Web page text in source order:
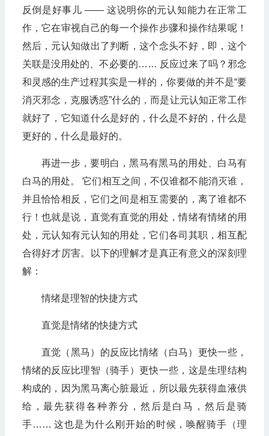
反倒是好事儿 —— 这说明你的元认知能力在正常工
作，它在审视自己的每一个操作步骤和操作结果呢！
然后，元认知做出了判断，这个念头不好，即，这个
关联是没用处的、不必要的…… 反应过来了吗？邪念
和灵感的生产过程其实是一样的，你要做的并不是“要
消灭邪念，克服诱惑”什么的，而是让元认知正常工作
就好了，它知道什么是好的，什么是不好的，什么是
更好的，什么是最好的。
再进一步，要明白，黑马有黑马的用处、白马有
白马的用处。 它们相互之间，不仅谁都不能消灭谁，
并且恰恰相反，它们之间是相互需要的，离了谁都不
行！也就是说，直觉有直觉的用处，情绪有情绪的用
处，元认知有元认知的用处，它们各司其职，相互配
合得好才厉害。以下的理解才是真正有意义的深刻理
解：
情绪是理智的快捷方式
直觉是情绪的快捷方式
直觉（黑马）的反应比情绪（白马）更快一些，
情绪的反应比理智（骑手）更快一些，这是生理结构
构成的，因为黑马离心脏最近，所以最先获得血液供
给，最先获得各种养分，然后是白马，然后是骑
手…… 这也是为什么刚开始的时候，唤醒骑手（理